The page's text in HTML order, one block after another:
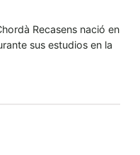
Recasens nació en
sus estudios en la